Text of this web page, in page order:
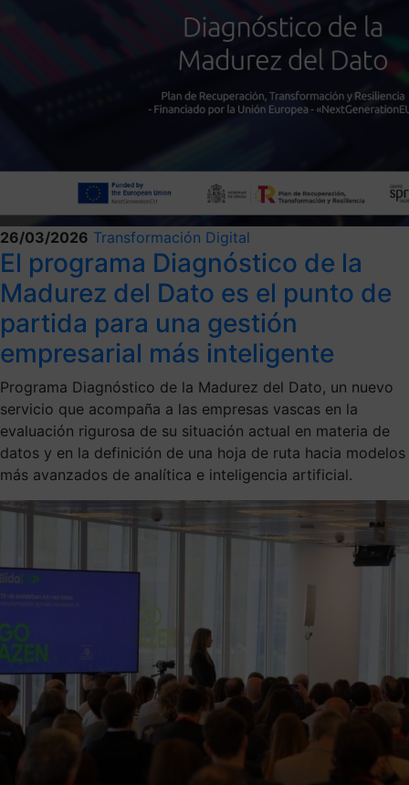
26/03/2026 Transformación Digital
El programa Diagnóstico de la
Madurez del Dato es el punto de
partida para una gestión
empresarial más inteligente
Programa Diagnóstico de la Madurez del Dato, un nuevo
servicio que acompaña a las empresas vascas en la
evaluación rigurosa de su situación actual en materia de
datos y en la definición de una hoja de ruta hacia modelos
más avanzados de analítica e inteligencia artificial.